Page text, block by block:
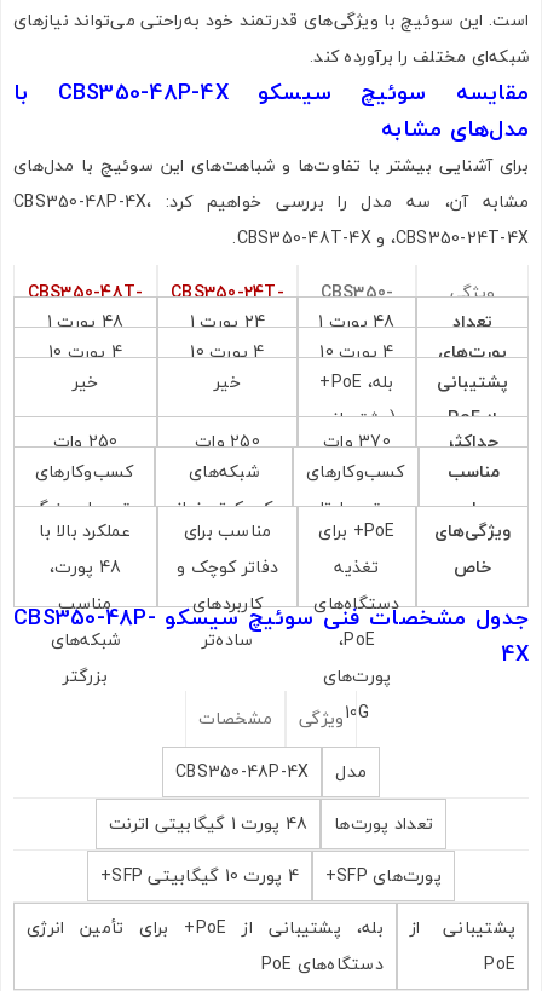
است. این سوئیچ با ویژگی‌های قدرتمند خود به‌راحتی می‌تواند نیازهای
شبکه‌ای مختلف را برآورده کند.
مقایسه سوئیچ سیسکو CBS350-48P-4X با
مدل‌های مشابه
برای آشنایی بیشتر با تفاوت‌ها و شباهت‌های این سوئیچ با مدل‌های
مشابه آن، سه مدل را بررسی خواهیم کرد: CBS350-48P-4X،
CBS350-24T-4X، و CBS350-48T-4X.
ویژگی
CBS350-
48P-4X
CBS350-24T-
4X
CBS350-48T-
4X
تعداد
پورت‌ها
48 پورت 1
گیگابیتی
اترنت
24 پورت 1
گیگابیتی
اترنت
48 پورت 1
گیگابیتی اترنت
پورت‌های
SFP+
4 پورت 10
گیگابیتی
SFP+
4 پورت 10
گیگابیتی
SFP+
4 پورت 10
گیگابیتی
SFP+
پشتیبانی
از PoE
بله، PoE+
(پشتیبانی
از تأمین
انرژی)
خیر
خیر
حداکثر
توان
مصرفی
370 وات 250 وات
250 وات
مناسب
برای
کسب‌وکارهای
متوسط تا
بزرگ، نیاز به
PoE+ و 10G
شبکه‌های
کوچک‌تر، نیاز
به 10G بدون
PoE
کسب‌وکارهای
متوسط و بزرگ،
بدون PoE
ویژگی‌های
خاص
PoE+ برای
تغذیه
دستگاه‌های
PoE،
پورت‌های
10G
مناسب برای
دفاتر کوچک و
کاربردهای
ساده‌تر
عملکرد بالا با
48 پورت،
مناسب
شبکه‌های
بزرگتر
جدول مشخصات فنی سوئیچ سیسکو CBS350-48P-
4X
ویژگی
مشخصات
مدل
CBS350-48P-4X
تعداد پورت‌ها
48 پورت 1 گیگابیتی اترنت
پورت‌های SFP+
4 پورت 10 گیگابیتی SFP+
پشتیبانی از
PoE
بله، پشتیبانی از PoE+ برای تأمین انرژی
دستگاه‌های PoE